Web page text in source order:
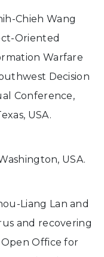
Chieh Wang
Oriented
Warfare
Decision
Conference,
USA.
USA.
Liang Lan and
and recovering
Open Office for